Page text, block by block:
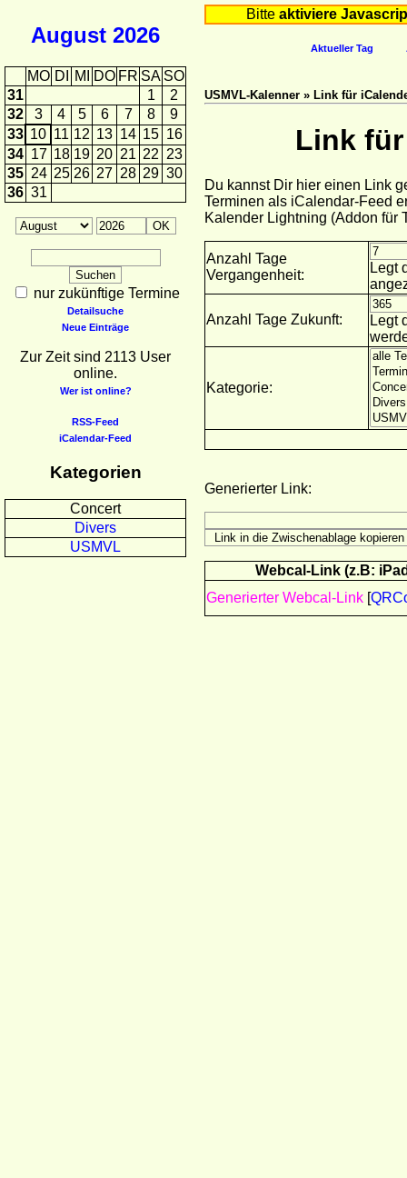
August 2026
MO DI MI DO FR SA SO
31
1
2
32
3 4 5 6 7 8
9
33 10 11 12 13 14 15 16
34 17 18 19 20 21 22 23
35 24 25 26 27 28 29 30
36 31
nur zukünftige Termine
Detailsuche
Neue Einträge
Zur Zeit sind 2113 User
online.
Wer ist online?
RSS-Feed
iCalendar-Feed
Kategorien
Concert
Divers
USMVL
Bitte aktiviere
Aktueller Tag
USMVL-Kalenner » Link für
Link
Du kannst Dir hier einen Link
Terminen als iCalendar-Feed
Kalender Lightning (Addon für
Anzahl Tage
Vergangenheit:
Legt
Anzahl Tage Zukunft:
Legt
Kategorie:
Generierter Link:
Webcal-Link (z.B:
Generierter Webcal-Link [